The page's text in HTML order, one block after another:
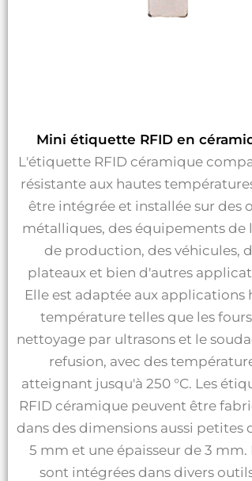
Mini étiquette RFID en
L'étiquette RFID céramique
résistante aux hautes
être intégrée et installée sur des
métalliques, des équipements de
de production, des véhicules,
plateaux et bien d'autres
Elle est adaptée aux applications
température telles que les
nettoyage par ultrasons et le
refusion, avec des
atteignant jusqu'à 250 °C. Les
RFID céramique peuvent être
dans des dimensions aussi petites
5 mm et une épaisseur de 3 mm.
sont intégrées dans divers